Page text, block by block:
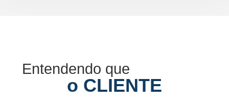
Entendendo que
o CLIENTE